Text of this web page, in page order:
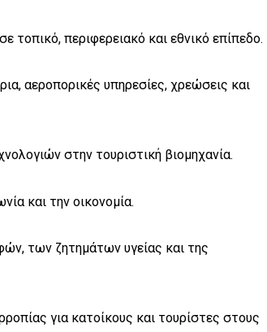
τοπικό, περιφερειακό και εθνικό επίπεδο.
αεροπορικές υπηρεσίες, χρεώσεις και
στην τουριστική βιομηχανία.
και την οικονομία.
των ζητημάτων υγείας και της
για κατοίκους και τουρίστες στους